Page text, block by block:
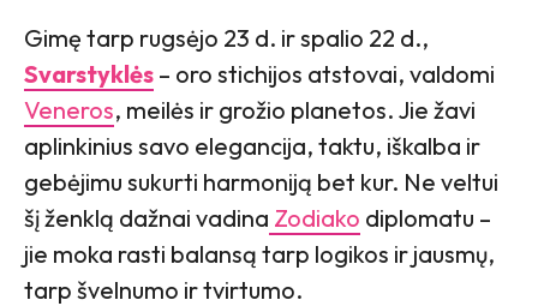
Gimę tarp rugsėjo 23 d. ir spalio 22 d.,
Svarstyklės – oro stichijos atstovai, valdomi
Veneros, meilės ir grožio planetos. Jie žavi
aplinkinius savo elegancija, taktu, iškalba ir
gebėjimu sukurti harmoniją bet kur. Ne veltui
šį ženklą dažnai vadina Zodiako diplomatu –
jie moka rasti balansą tarp logikos ir jausmų,
tarp švelnumo ir tvirtumo.